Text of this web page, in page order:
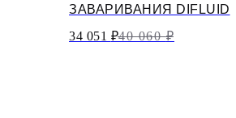
ЗАВАРИВАНИЯ DIFLUID
34 051 ₽40 060 ₽